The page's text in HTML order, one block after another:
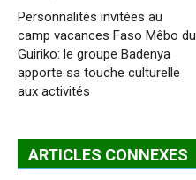
Personnalités invitées au
camp vacances Faso Mêbo du
Guiriko: le groupe Badenya
apporte sa touche culturelle
aux activités
ARTICLES CONNEXES